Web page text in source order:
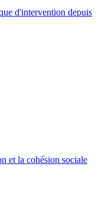
d'intervention depuis
et la cohésion sociale